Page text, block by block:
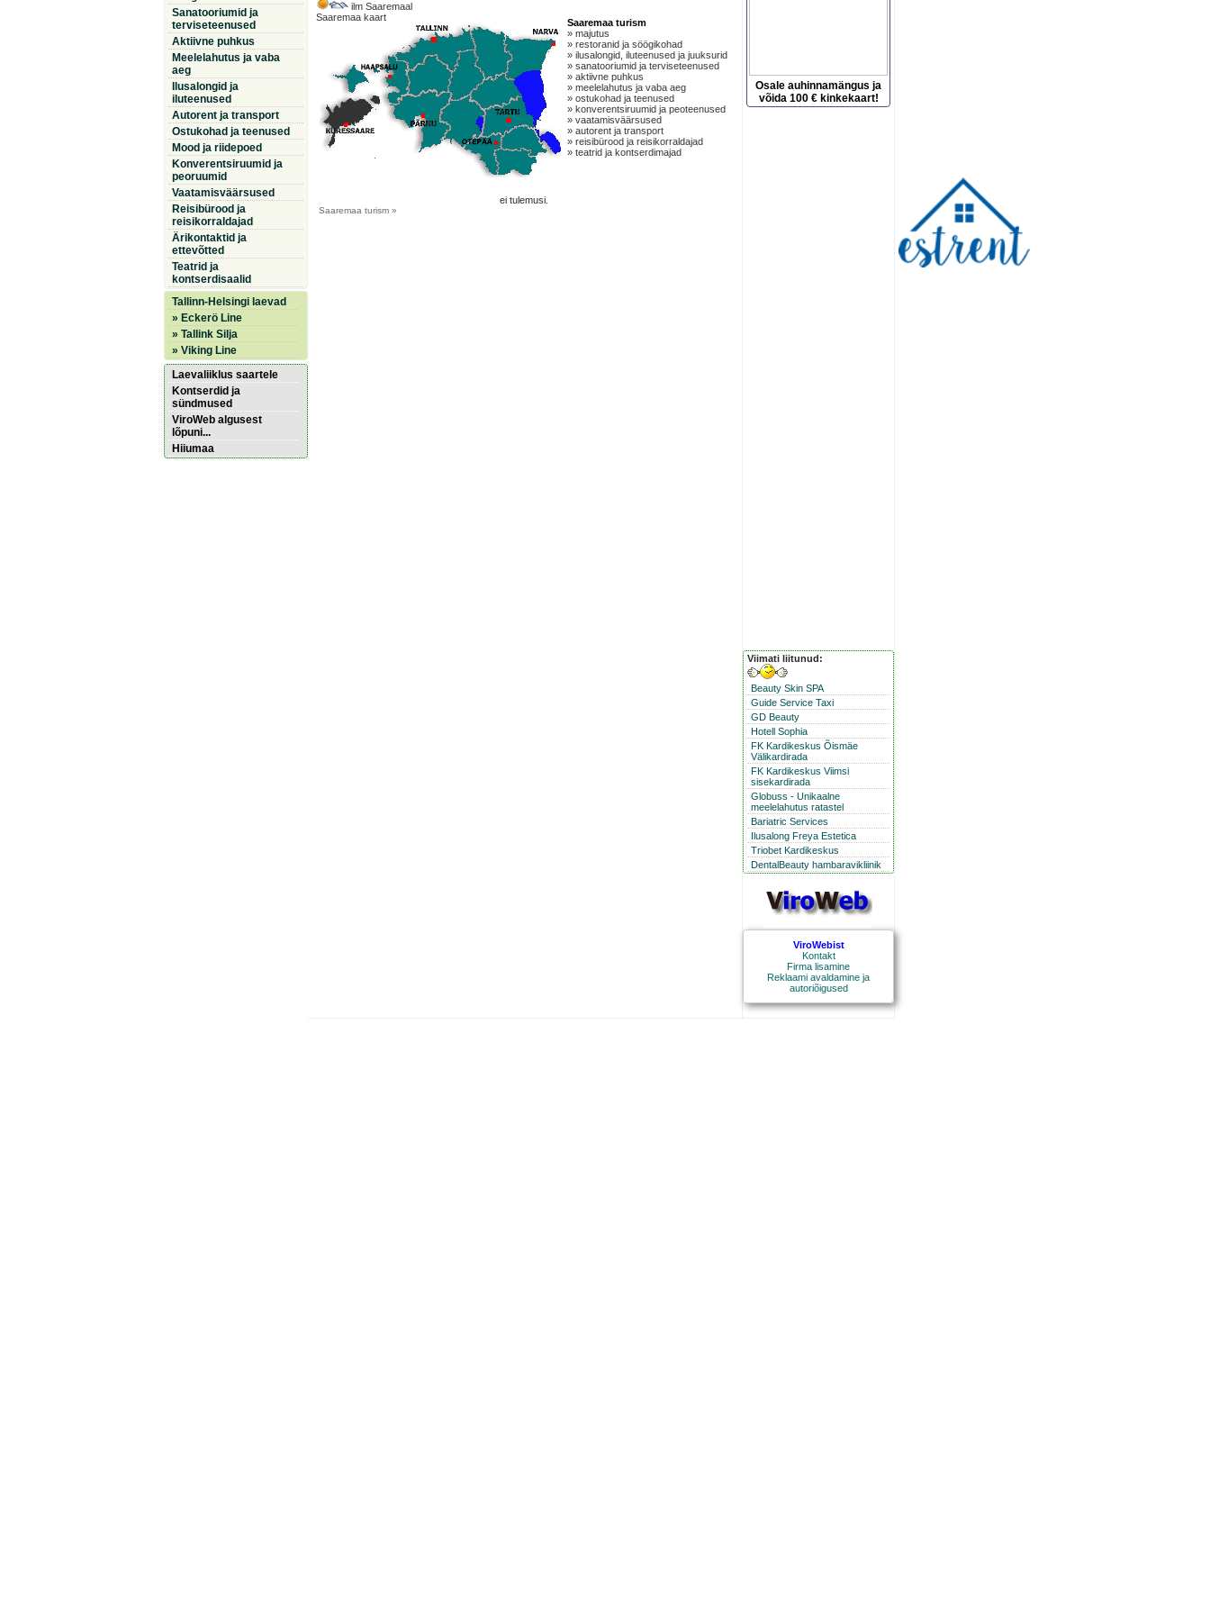
Sanatooriumid ja
terviseteenused
Aktiivne puhkus
Meelelahutus ja vaba
aeg
Ilusalongid ja
iluteenused
Autorent ja transport
Ostukohad ja teenused
Mood ja riidepoed
Konverentsiruumid ja
peoruumid
Vaatamisväärsused
Reisibürood ja
reisikorraldajad
Ärikontaktid ja
ettevõtted
Teatrid ja
kontserdisaalid
Tallinn-Helsingi laevad
» Eckerö Line
» Tallink Silja
» Viking Line
Laevaliiklus saartele
Kontserdid ja
sündmused
ViroWeb algusest
lõpuni...
Hiiumaa
ilm Saaremaal
Saaremaa kaart
Saaremaa turism
» majutus
» restoranid ja söögikohad
» ilusalongid, iluteenused ja juuksurid
» sanatooriumid ja terviseteenused
» aktiivne puhkus
» meelelahutus ja vaba aeg
» ostukohad ja teenused
» konverentsiruumid ja peoteenused
» vaatamisväärsused
» autorent ja transport
» reisibürood ja reisikorraldajad
» teatrid ja kontserdimajad
ei tulemusi.
Saaremaa turism »
Osale auhinnamängus ja
võida 100 € kinkekaart!
Viimati liitunud:
Beauty Skin SPA
Guide Service Taxi
GD Beauty
Hotell Sophia
FK Kardikeskus Õismäe
Välikardirada
FK Kardikeskus Viimsi
sisekardirada
Globuss - Unikaalne
meelelahutus ratastel
Bariatric Services
Ilusalong Freya Estetica
Triobet Kardikeskus
DentalBeauty hambaravikliinik
ViroWebist
Kontakt
Firma lisamine
Reklaami avaldamine ja
autoriõigused